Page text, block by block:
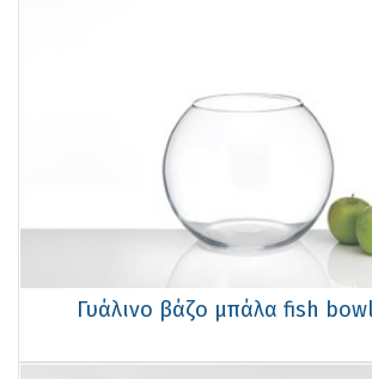
Γυάλινo βάζo μπάλα fish